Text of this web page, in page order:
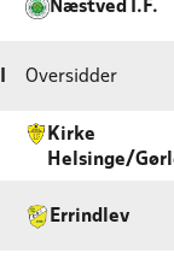
Næstved I.F.
Oversidder
Kirke
Helsinge/
Errindlev